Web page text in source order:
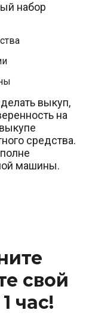
набор
выкуп,
на
средства.
машины.
свой
час!